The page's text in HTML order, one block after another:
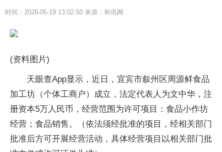
时间：2026-05-19 13:02:50 来源：和讯网
(资料图片)
天眼查App显示，近日，宜宾市叙州区周源鲜食品
加工坊（个体工商户）成立，法定代表人为文中华，注
册资本5万人民币，经营范围为许可项目：食品小作坊
经营；食品销售。（依法须经批准的项目，经相关部门
批准后方可开展经营活动，具体经营项目以相关部门批